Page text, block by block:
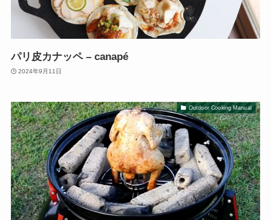
パリ皮カナッペ – canapé
2024年9月11日
Outdoor Cooking Manual